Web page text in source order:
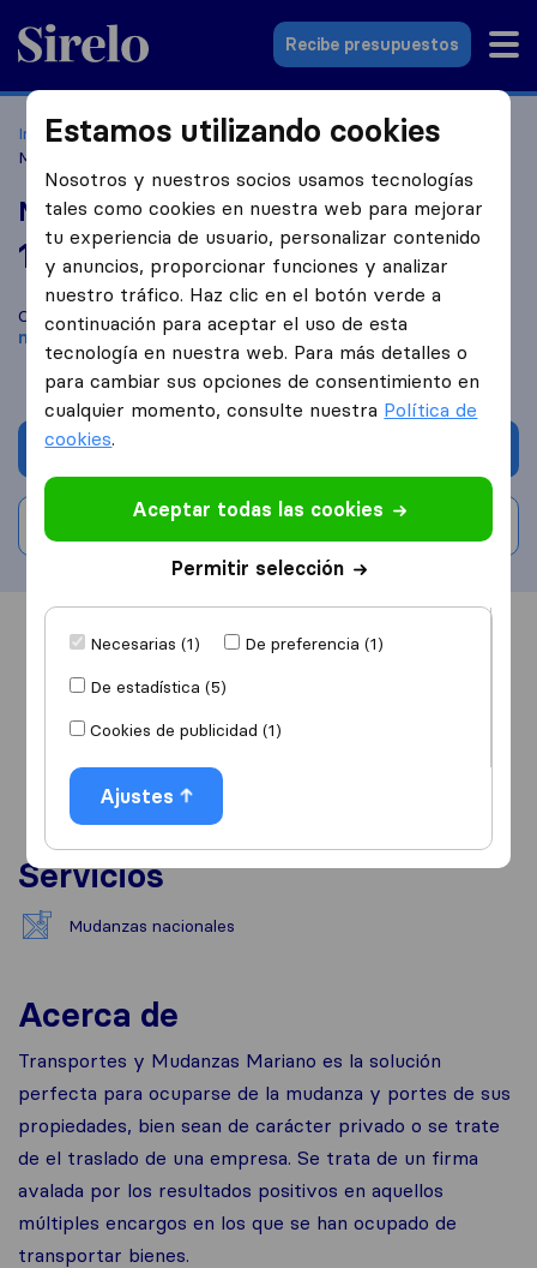
Sirelo.es
Recibe presupuestos
Inicio Empresas de mudanzas Salamanca
Mudanzas
Mariano
Mudanzas Mariano
10,0 basado en 1
reseñas de Sirelo y Google
Compara Mudanzas Mariano con otras empresas de
mudanzasdeSalamanca
Escribe una valoración
Información Valoraciones
Servicios
Mudanzas nacionales
Acerca de
Transportes y Mudanzas Mariano es la solución
perfecta para ocuparse de la mudanza y portes de sus
propiedades, bien sean de carácter privado o se trate
de el traslado de una empresa. Se trata de un firma
avalada por los resultados positivos en aquellos
múltiples encargos en los que se han ocupado de
transportar bienes.
Estamos utilizando cookies
Nosotros y nuestros socios usamos tecnologías
tales como cookies en nuestra web para mejorar
tu experiencia de usuario, personalizar contenido
y anuncios, proporcionar funciones y analizar
nuestro tráfico. Haz clic en el botón verde a
continuación para aceptar el uso de esta
tecnología en nuestra web. Para más detalles o
para cambiar sus opciones de consentimiento en
cualquier momento, consulte nuestra Política de
cookies.
Aceptar todas las cookies
Permitir selección
Necesarias (1)
De preferencia (1)
De estadística (5)
Cookies de publicidad (1)
Ajustes